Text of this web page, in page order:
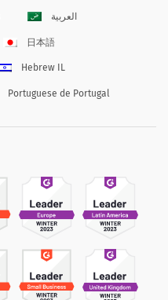
العربية
日本語
Hebrew IL
Portuguese de Portugal